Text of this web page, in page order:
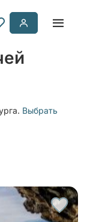
Выбрать